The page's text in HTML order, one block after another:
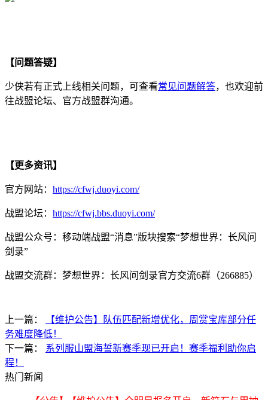
【问题答疑】
少侠若有正式上线相关问题，可查看常见问题解答，也欢迎前
往战盟论坛、官方战盟群沟通。
【更多资讯】
官方网站： https://cfwj.duoyi.com/
战盟论坛： https://cfwj.bbs.duoyi.com/
战盟公众号：移动端战盟“消息”版块搜索“梦想世界：长风问
剑录”
战盟交流群：梦想世界：长风问剑录官方交流6群（266885）
上一篇：
【维护公告】队伍匹配新增优化，周赏宝库部分任
务难度降低！
下一篇：
系列服山盟海誓新赛季现已开启！赛季福利助你启
程！
热门新闻